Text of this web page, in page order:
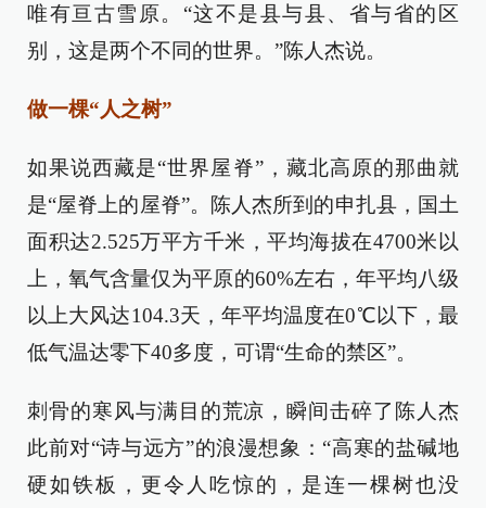
唯有亘古雪原。“这不是县与县、省与省的区
别，这是两个不同的世界。”陈人杰说。
做一棵“人之树”
如果说西藏是“世界屋脊”，藏北高原的那曲就
是“屋脊上的屋脊”。陈人杰所到的申扎县，国土
面积达2.525万平方千米，平均海拔在4700米以
上，氧气含量仅为平原的60%左右，年平均八级
以上大风达104.3天，年平均温度在0℃以下，最
低气温达零下40多度，可谓“生命的禁区”。
刺骨的寒风与满目的荒凉，瞬间击碎了陈人杰
此前对“诗与远方”的浪漫想象：“高寒的盐碱地
硬如铁板，更令人吃惊的，是连一棵树也没